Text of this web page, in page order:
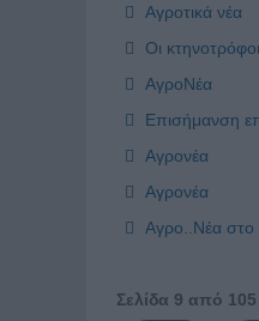
Αγροτικά νέα
Οι
ΑγροΝέα
Επισήμανση
Αγρονέα
Αγρονέα
Αγρο..Νέα
Σελίδα 9 από 105